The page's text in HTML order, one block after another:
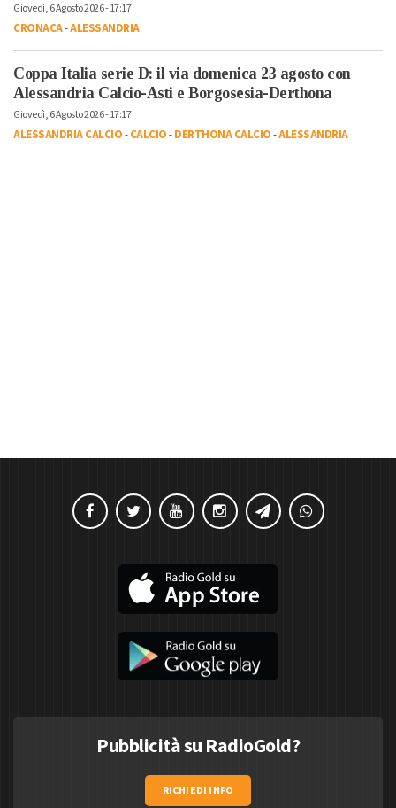
Giovedì, 6 Agosto 2026 - 17:17
CRONACA-ALESSANDRIA
Coppa Italia serie D: il via domenica 23 agosto con
Alessandria Calcio-Asti e Borgosesia-Derthona
Giovedì, 6 Agosto 2026 - 17:17
ALESSANDRIA CALCIO-CALCIO-DERTHONA CALCIO-ALESSANDRIA
Pubblicità su RadioGold?
RICHIEDI INFO